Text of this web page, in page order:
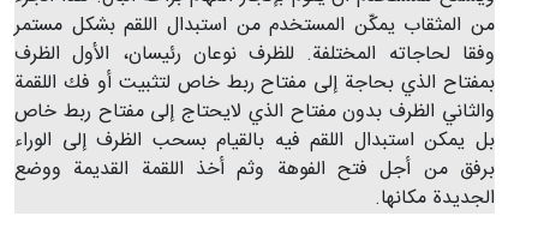
من المثقاب يمكّن المستخدم من استبدال اللقم بشكل مستمر
وفقا لحاجاته المختلفة. للظرف نوعان رئيسان، الأول الظرف
بمفتاح الذي بحاجة إلى مفتاح ربط خاص لتثبيت أو فك اللقمة
والثاني الظرف بدون مفتاح الذي لايحتاج إلى مفتاح ربط خاص
بل يمكن استبدال اللقم فيه بالقيام بسحب الظرف إلى الوراء
برفق من أجل فتح الفوهة وثم أخذ اللقمة القديمة ووضع
الجديدة مكانها.